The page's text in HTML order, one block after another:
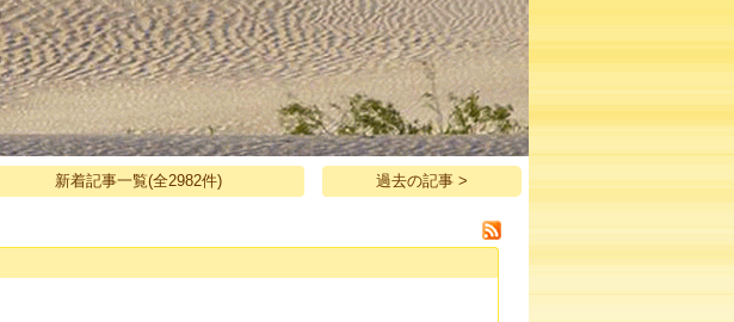
新着記事一覧(全2982件) 過去の記事 >